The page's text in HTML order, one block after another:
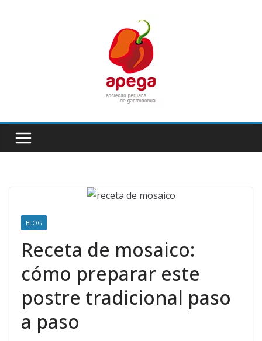
BLOG
Receta de mosaico:
cómo preparar este
postre tradicional paso
a paso